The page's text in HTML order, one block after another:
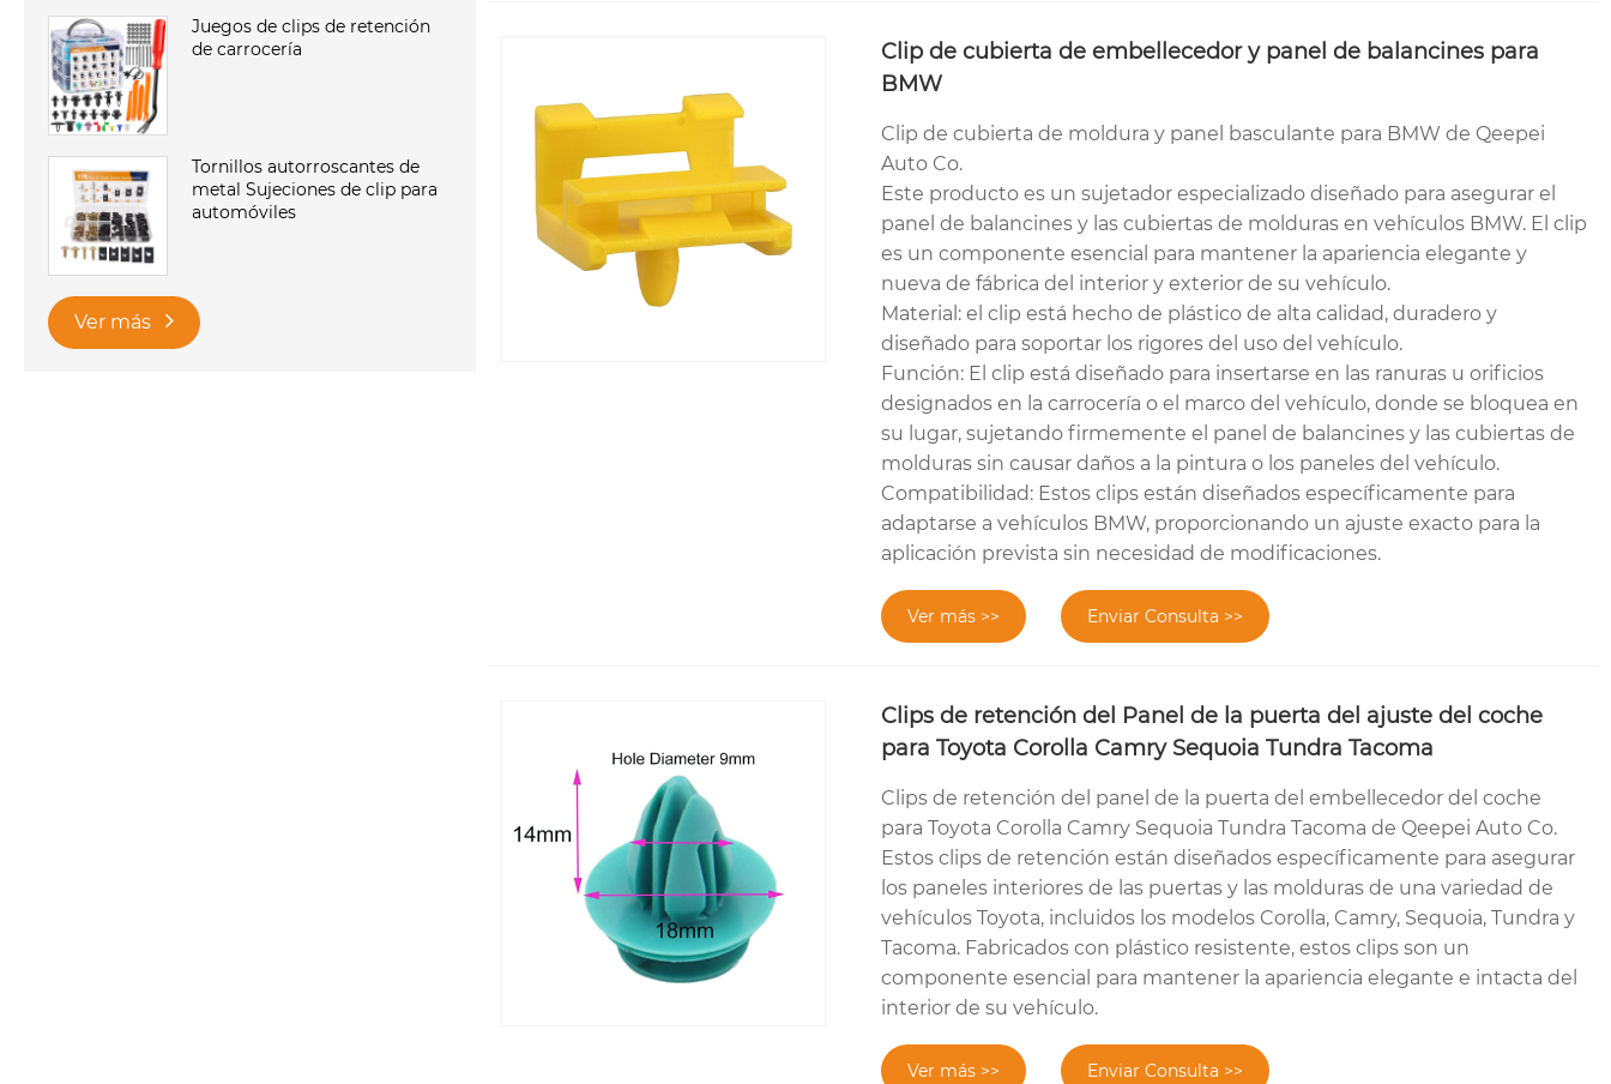
Juegos de clips de retención
de carrocería
Tornillos autorroscantes de
metal Sujeciones de clip para
automóviles
Ver más
Clip de cubierta de embellecedor y panel de balancines para
BMW
Clip de cubierta de moldura y panel basculante para BMW de Qeepei
Auto Co.
Este producto es un sujetador especializado diseñado para asegurar el
panel de balancines y las cubiertas de molduras en vehículos BMW. El clip
es un componente esencial para mantener la apariencia elegante y
nueva de fábrica del interior y exterior de su vehículo.
Material: el clip está hecho de plástico de alta calidad, duradero y
diseñado para soportar los rigores del uso del vehículo.
Función: El clip está diseñado para insertarse en las ranuras u orificios
designados en la carrocería o el marco del vehículo, donde se bloquea en
su lugar, sujetando firmemente el panel de balancines y las cubiertas de
molduras sin causar daños a la pintura o los paneles del vehículo.
Compatibilidad: Estos clips están diseñados específicamente para
adaptarse a vehículos BMW, proporcionando un ajuste exacto para la
aplicación prevista sin necesidad de modificaciones.
Ver más >> Enviar Consulta >>
Clips de retención del Panel de la puerta del ajuste del coche
para Toyota Corolla Camry Sequoia Tundra Tacoma
Clips de retención del panel de la puerta del embellecedor del coche
para Toyota Corolla Camry Sequoia Tundra Tacoma de Qeepei Auto Co.
Estos clips de retención están diseñados específicamente para asegurar
los paneles interiores de las puertas y las molduras de una variedad de
vehículos Toyota, incluidos los modelos Corolla, Camry, Sequoia, Tundra y
Tacoma. Fabricados con plástico resistente, estos clips son un
componente esencial para mantener la apariencia elegante e intacta del
interior de su vehículo.
Ver más >> Enviar Consulta >>